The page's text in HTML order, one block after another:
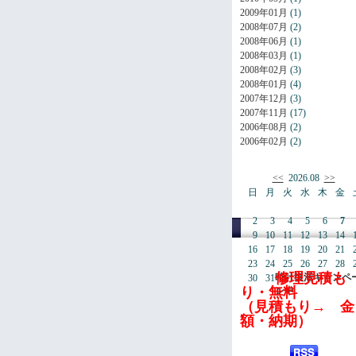
2009年01月 (1)
2008年07月 (2)
2008年06月 (1)
2008年03月 (1)
2008年02月 (3)
2008年01月 (4)
2007年12月 (3)
2007年11月 (17)
2006年08月 (2)
2006年02月 (2)
<< 2026.08 >>
日
2
9
16
23
30
月
3
10
17
24
31
火
4
11
18
25
水
5
12
19
26
木
6
13
20
27
金
7
14
21
28
時計復活キャンペ
ン中
修理見積も
り・無料
（見積もり→ 金
額・納期）